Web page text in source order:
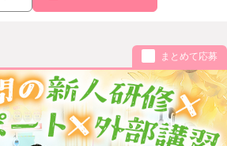
まとめて応募